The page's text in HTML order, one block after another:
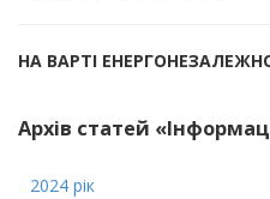
НА ВАРТІ
Архів статей
2024 рік